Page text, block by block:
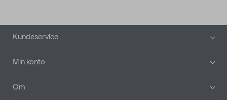
Bunntekst
Kundeservice
Min konto
Om